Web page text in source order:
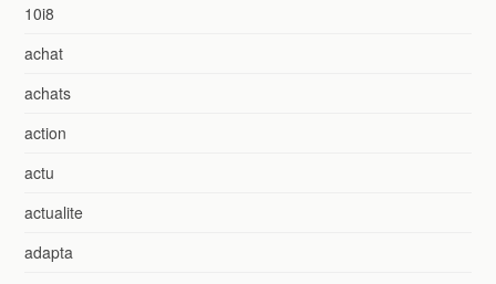
10i8
achat
achats
action
actu
actualite
adapta